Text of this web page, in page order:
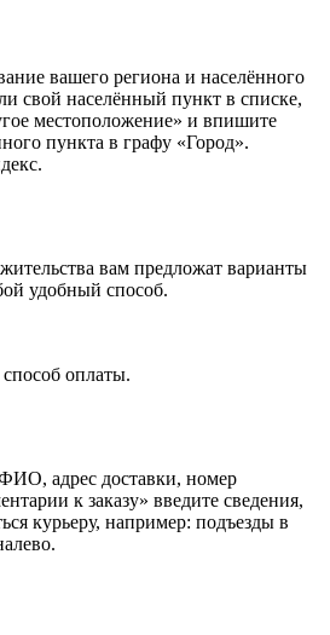
вашего региона и населённого
свой населённый пункт в списке,
местоположение» и впишите
пункта в графу «Город».
вам предложат варианты
удобный способ.
оплаты.
адрес доставки, номер
к заказу» введите сведения,
курьеру, например: подъезды в